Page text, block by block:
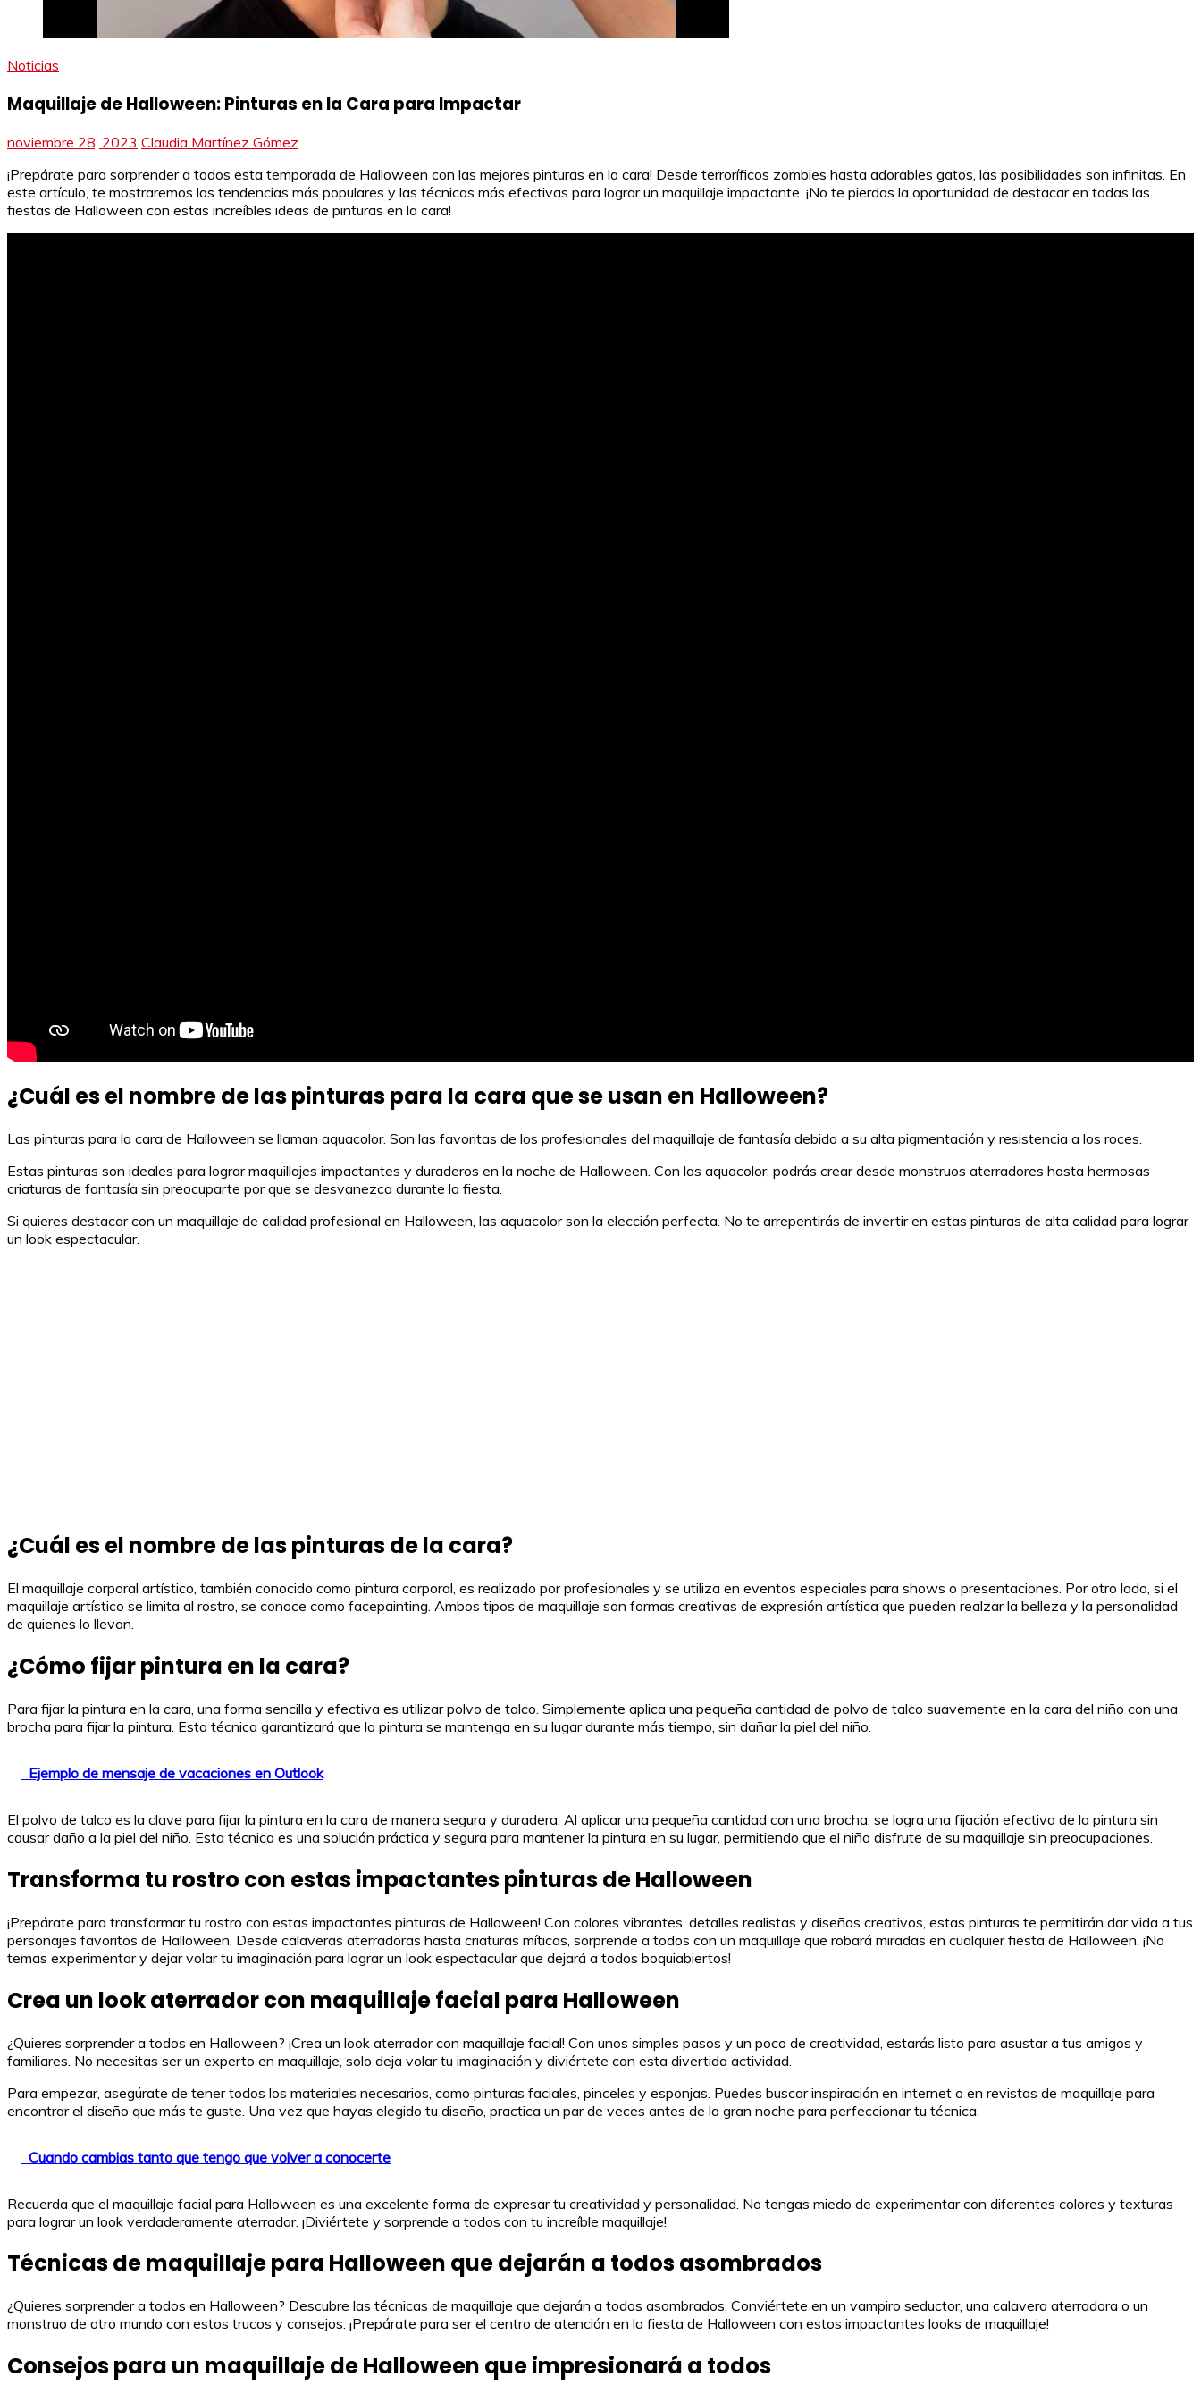
Noticias
Maquillaje de Halloween: Pinturas en la Cara para Impactar
noviembre 28, 2023 Claudia Martínez Gómez
¡Prepárate para sorprender a todos esta temporada de Halloween con las mejores pinturas en la cara! Desde terroríficos zombies hasta adorables gatos, las posibilidades son infinitas. En
este artículo, te mostraremos las tendencias más populares y las técnicas más efectivas para lograr un maquillaje impactante. ¡No te pierdas la oportunidad de destacar en todas las
fiestas de Halloween con estas increíbles ideas de pinturas en la cara!
¿Cuál es el nombre de las pinturas para la cara que se usan en Halloween?
Las pinturas para la cara de Halloween se llaman aquacolor. Son las favoritas de los profesionales del maquillaje de fantasía debido a su alta pigmentación y resistencia a los roces.
Estas pinturas son ideales para lograr maquillajes impactantes y duraderos en la noche de Halloween. Con las aquacolor, podrás crear desde monstruos aterradores hasta hermosas
criaturas de fantasía sin preocuparte por que se desvanezca durante la fiesta.
Si quieres destacar con un maquillaje de calidad profesional en Halloween, las aquacolor son la elección perfecta. No te arrepentirás de invertir en estas pinturas de alta calidad para lograr
un look espectacular.
¿Cuál es el nombre de las pinturas de la cara?
El maquillaje corporal artístico, también conocido como pintura corporal, es realizado por profesionales y se utiliza en eventos especiales para shows o presentaciones. Por otro lado, si el
maquillaje artístico se limita al rostro, se conoce como facepainting. Ambos tipos de maquillaje son formas creativas de expresión artística que pueden realzar la belleza y la personalidad
de quienes lo llevan.
¿Cómo fijar pintura en la cara?
Para fijar la pintura en la cara, una forma sencilla y efectiva es utilizar polvo de talco. Simplemente aplica una pequeña cantidad de polvo de talco suavemente en la cara del niño con una
brocha para fijar la pintura. Esta técnica garantizará que la pintura se mantenga en su lugar durante más tiempo, sin dañar la piel del niño.
Ejemplo de mensaje de vacaciones en Outlook
El polvo de talco es la clave para fijar la pintura en la cara de manera segura y duradera. Al aplicar una pequeña cantidad con una brocha, se logra una fijación efectiva de la pintura sin
causar daño a la piel del niño. Esta técnica es una solución práctica y segura para mantener la pintura en su lugar, permitiendo que el niño disfrute de su maquillaje sin preocupaciones.
Transforma tu rostro con estas impactantes pinturas de Halloween
¡Prepárate para transformar tu rostro con estas impactantes pinturas de Halloween! Con colores vibrantes, detalles realistas y diseños creativos, estas pinturas te permitirán dar vida a tus
personajes favoritos de Halloween. Desde calaveras aterradoras hasta criaturas míticas, sorprende a todos con un maquillaje que robará miradas en cualquier fiesta de Halloween. ¡No
temas experimentar y dejar volar tu imaginación para lograr un look espectacular que dejará a todos boquiabiertos!
Crea un look aterrador con maquillaje facial para Halloween
¿Quieres sorprender a todos en Halloween? ¡Crea un look aterrador con maquillaje facial! Con unos simples pasos y un poco de creatividad, estarás listo para asustar a tus amigos y
familiares. No necesitas ser un experto en maquillaje, solo deja volar tu imaginación y diviértete con esta divertida actividad.
Para empezar, asegúrate de tener todos los materiales necesarios, como pinturas faciales, pinceles y esponjas. Puedes buscar inspiración en internet o en revistas de maquillaje para
encontrar el diseño que más te guste. Una vez que hayas elegido tu diseño, practica un par de veces antes de la gran noche para perfeccionar tu técnica.
Cuando cambias tanto que tengo que volver a conocerte
Recuerda que el maquillaje facial para Halloween es una excelente forma de expresar tu creatividad y personalidad. No tengas miedo de experimentar con diferentes colores y texturas
para lograr un look verdaderamente aterrador. ¡Diviértete y sorprende a todos con tu increíble maquillaje!
Técnicas de maquillaje para Halloween que dejarán a todos asombrados
¿Quieres sorprender a todos en Halloween? Descubre las técnicas de maquillaje que dejarán a todos asombrados. Conviértete en un vampiro seductor, una calavera aterradora o un
monstruo de otro mundo con estos trucos y consejos. ¡Prepárate para ser el centro de atención en la fiesta de Halloween con estos impactantes looks de maquillaje!
Consejos para un maquillaje de Halloween que impresionará a todos